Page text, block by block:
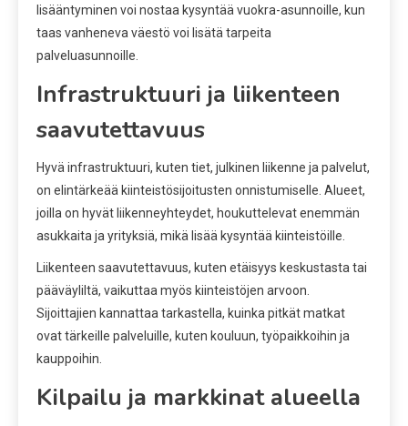
lisääntyminen voi nostaa kysyntää vuokra-asunnoille, kun
taas vanheneva väestö voi lisätä tarpeita
palveluasunnoille.
Infrastruktuuri ja liikenteen
saavutettavuus
Hyvä infrastruktuuri, kuten tiet, julkinen liikenne ja palvelut,
on elintärkeää kiinteistösijoitusten onnistumiselle. Alueet,
joilla on hyvät liikenneyhteydet, houkuttelevat enemmän
asukkaita ja yrityksiä, mikä lisää kysyntää kiinteistöille.
Liikenteen saavutettavuus, kuten etäisyys keskustasta tai
pääväyliltä, vaikuttaa myös kiinteistöjen arvoon.
Sijoittajien kannattaa tarkastella, kuinka pitkät matkat
ovat tärkeille palveluille, kuten kouluun, työpaikkoihin ja
kauppoihin.
Kilpailu ja markkinat alueella